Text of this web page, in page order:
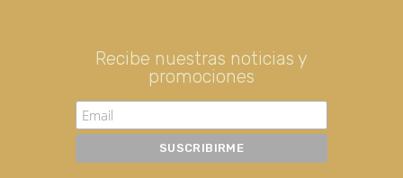
Recibe nuestras noticias y
promociones